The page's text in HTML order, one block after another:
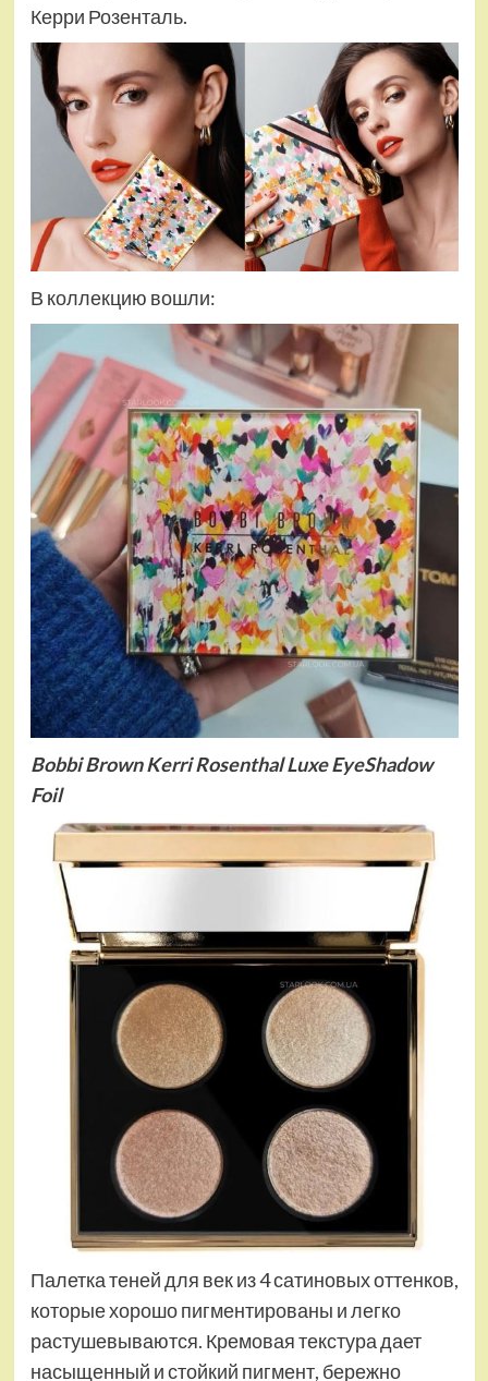
Керри Розенталь.
В коллекцию вошли:
Bobbi Brown Kerri Rosenthal Luxe EyeShadow
Foil
Палетка теней для век из 4 сатиновых оттенков,
которые хорошо пигментированы и легко
растушевываются. Кремовая текстура дает
насыщенный и стойкий пигмент, бережно